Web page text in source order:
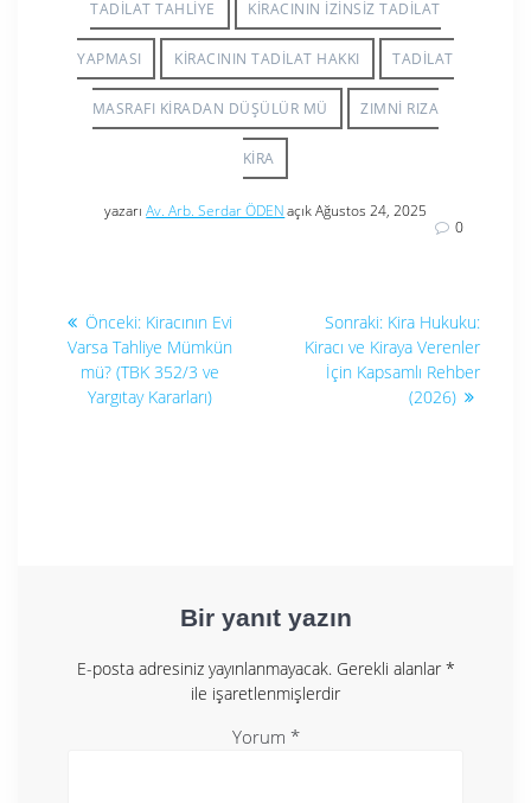
TADILAT TAHLIYE KIRACININ IZINSIZ TADILAT
YAPMASI KIRACININ TADILAT HAKKI TADILAT
MASRAFI KIRADAN DÜŞÜLÜR MÜ ZIMNI RIZA
KIRA
yazarıAv. Arb. Serdar ÖDENaçık Ağustos 24, 2025
0
Yazı
gezinmesi
Önceki: Önceki
yazı:
Kiracının Evi
Varsa Tahliye Mümkün
mü? (TBK 352/3 ve
Yargıtay Kararları)
Sonraki: Sonraki
yazı:
Kira Hukuku:
Kiracı ve Kiraya Verenler
İçin Kapsamlı Rehber
(2026)
Bir yanıt yazın
E-posta adresiniz yayınlanmayacak. Gerekli alanlar *
ile işaretlenmişlerdir
Yorum *